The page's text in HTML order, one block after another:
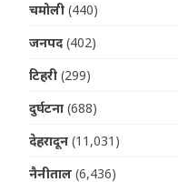
चमोली (440)
जनपद (402)
टिहरी (299)
दुर्घटना (688)
देहरादून (11,031)
नैनीताल (6,436)